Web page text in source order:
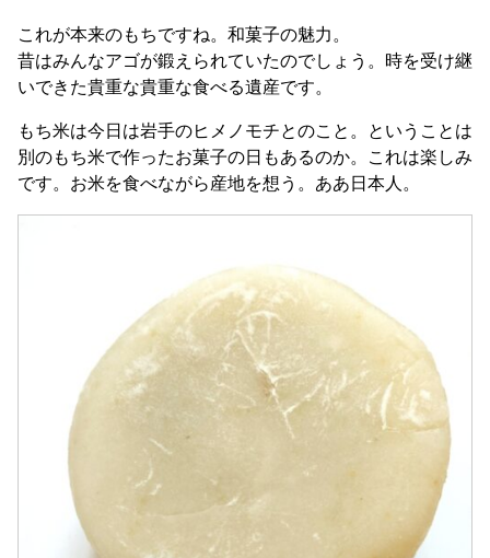
これが本来のもちですね。和菓子の魅力。
昔はみんなアゴが鍛えられていたのでしょう。時を受け継
いできた貴重な貴重な食べる遺産です。
もち米は今日は岩手のヒメノモチとのこと。ということは
別のもち米で作ったお菓子の日もあるのか。これは楽しみ
です。お米を食べながら産地を想う。ああ日本人。